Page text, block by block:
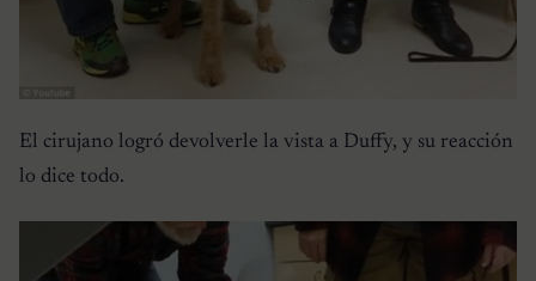
El cirujano logró devolverle la vista a Duffy, y su reacción
lo dice todo.